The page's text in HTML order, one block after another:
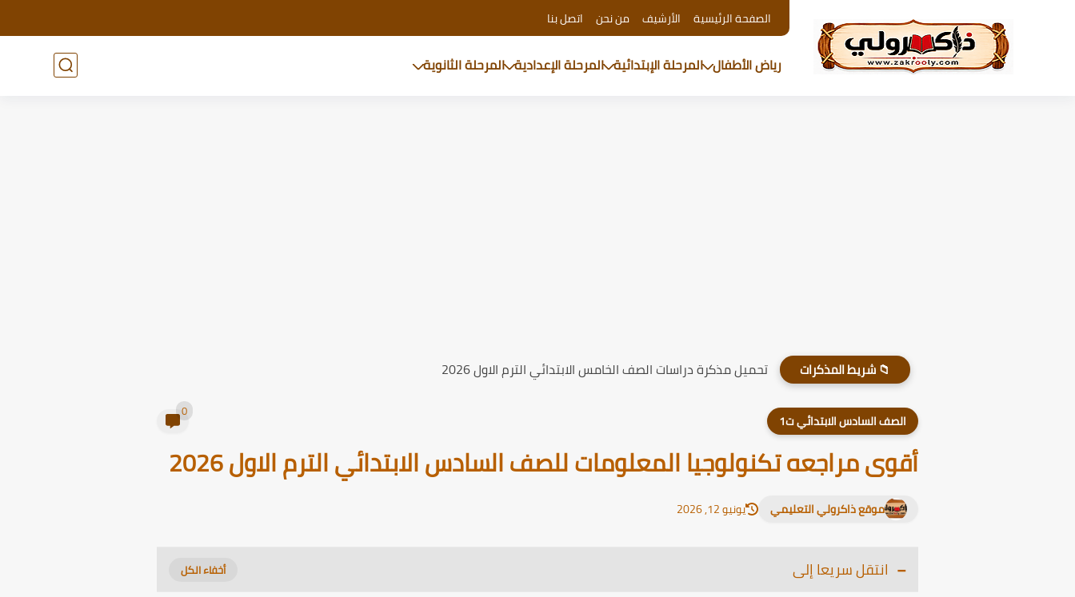
الصفحة الرئيسية الأرشيف من نحن اتصل بنا
رياض الأطفال المرحلة الإبتدائية المرحلة الإعدادية المرحلة الثانوية
📁 شريط المذكرات تحميل مذكرة دراسات الصف الخامس الابتدائي الترم الاول 2026
الصف السادس الابتدائي ت1 0
أقوى مراجعه تكنولوجيا المعلومات للصف السادس الابتدائي الترم الاول 2026
موقع ذاكرولي التعليمي يونيو 12, 2026
انتقل سريعا إلى